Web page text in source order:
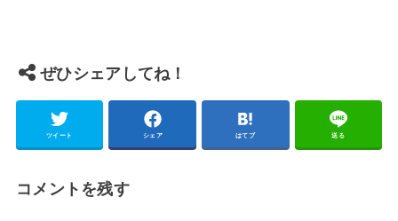
ぜひシェアしてね！
ツイート シェア はてブ 送る
コメントを残す